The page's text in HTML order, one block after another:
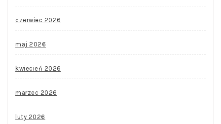
czerwiec 2026
maj 2026
kwiecień 2026
marzec 2026
luty 2026